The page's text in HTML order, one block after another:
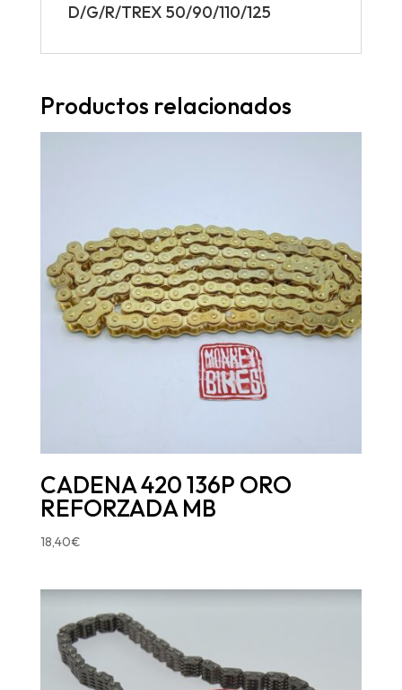
D/G/R/TREX 50/90/110/125
Productos relacionados
CADENA 420 136P ORO
REFORZADA MB
18,40€